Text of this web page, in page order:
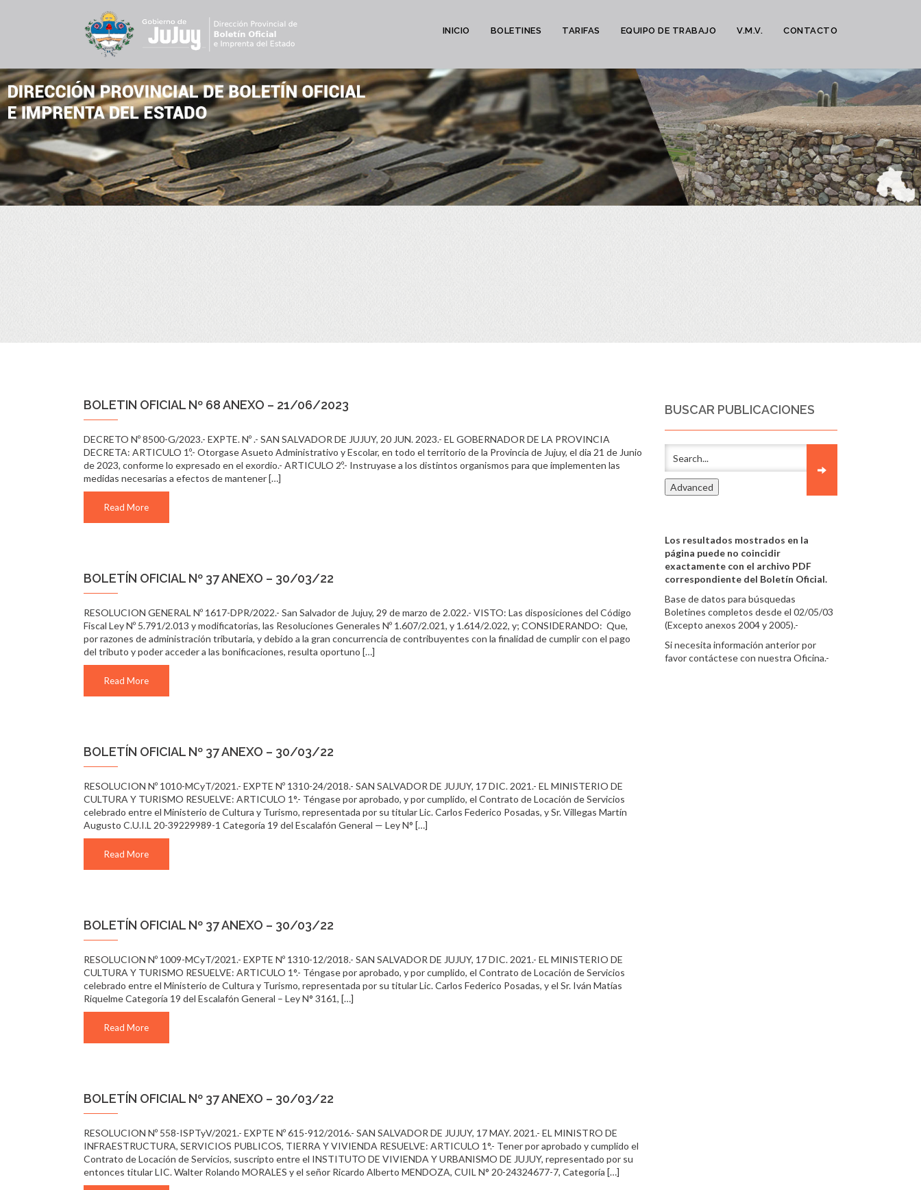
INICIO BOLETINES TARIFAS EQUIPO DE TRABAJO V.M.V. CONTACTO
BOLETIN OFICIAL Nº 68 ANEXO – 21/06/2023
DECRETO Nº 8500-G/2023.- EXPTE. Nº .- SAN SALVADOR DE JUJUY, 20 JUN. 2023.- EL GOBERNADOR DE LA PROVINCIA
DECRETA: ARTICULO 1º.- Otorgase Asueto Administrativo y Escolar, en todo el territorio de la Provincia de Jujuy, el dia 21 de Junio
de 2023, conforme lo expresado en el exordio.- ARTICULO 2º.- Instruyase a los distintos organismos para que implementen las
medidas necesarias a efectos de mantener […]
Read More
BOLETÍN OFICIAL Nº 37 ANEXO – 30/03/22
RESOLUCION GENERAL Nº 1617-DPR/2022.- San Salvador de Jujuy, 29 de marzo de 2.022.- VISTO: Las disposiciones del Código
Fiscal Ley Nº 5.791/2.013 y modificatorias, las Resoluciones Generales Nº 1.607/2.021, y 1.614/2.022, y; CONSIDERANDO: Que,
por razones de administración tributaria, y debido a la gran concurrencia de contribuyentes con la finalidad de cumplir con el pago
del tributo y poder acceder a las bonificaciones, resulta oportuno […]
Read More
BOLETÍN OFICIAL Nº 37 ANEXO – 30/03/22
RESOLUCION Nº 1010-MCyT/2021.- EXPTE Nº 1310-24/2018.- SAN SALVADOR DE JUJUY, 17 DIC. 2021.- EL MINISTERIO DE
CULTURA Y TURISMO RESUELVE: ARTICULO 1°.- Téngase por aprobado, y por cumplido, el Contrato de Locación de Servicios
celebrado entre el Ministerio de Cultura y Turismo, representada por su titular Lic. Carlos Federico Posadas, y Sr. Villegas Martín
Augusto C.U.I.L 20-39229989-1 Categoría 19 del Escalafón General — Ley N° […]
Read More
BOLETÍN OFICIAL Nº 37 ANEXO – 30/03/22
RESOLUCION Nº 1009-MCyT/2021.- EXPTE Nº 1310-12/2018.- SAN SALVADOR DE JUJUY, 17 DIC. 2021.- EL MINISTERIO DE
CULTURA Y TURISMO RESUELVE: ARTICULO 1°.- Téngase por aprobado, y por cumplido, el Contrato de Locación de Servicios
celebrado entre el Ministerio de Cultura y Turismo, representada por su titular Lic. Carlos Federico Posadas, y el Sr. Iván Matías
Riquelme Categoría 19 del Escalafón General – Ley N° 3161, […]
Read More
BOLETÍN OFICIAL Nº 37 ANEXO – 30/03/22
RESOLUCION Nº 558-ISPTyV/2021.- EXPTE Nº 615-912/2016.- SAN SALVADOR DE JUJUY, 17 MAY. 2021.- EL MINISTRO DE
INFRAESTRUCTURA, SERVICIOS PUBLICOS, TIERRA Y VIVIENDA RESUELVE: ARTICULO 1°.- Tener por aprobado y cumplido el
Contrato de Locación de Servicios, suscripto entre el INSTITUTO DE VIVIENDA Y URBANISMO DE JUJUY, representado por su
entonces titular LIC. Walter Rolando MORALES y el señor Ricardo Alberto MENDOZA, CUIL N° 20-24324677-7, Categoría […]
BUSCAR PUBLICACIONES
Los resultados mostrados en la
página puede no coincidir
exactamente con el archivo PDF
correspondiente del Boletín Oficial.
Base de datos para búsquedas
Boletines completos desde el 02/05/03
(Excepto anexos 2004 y 2005).-
Si necesita información anterior por
favor contáctese con nuestra Oficina.-